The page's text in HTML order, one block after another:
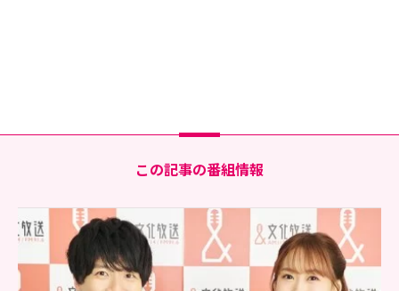
この記事の番組情報